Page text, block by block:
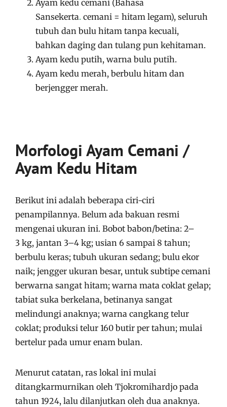
Ayam kedu cemani (Bahasa
Sansekerta. cemani = hitam legam), seluruh
tubuh dan bulu hitam tanpa kecuali,
bahkan daging dan tulang pun kehitaman.
Ayam kedu putih, warna bulu putih.
Ayam kedu merah, berbulu hitam dan
berjengger merah.
Morfologi Ayam Cemani /
Ayam Kedu Hitam
Berikut ini adalah beberapa ciri-ciri
penampilannya. Belum ada bakuan resmi
mengenai ukuran ini. Bobot babon/betina: 2–
3 kg, jantan 3–4 kg; usian 6 sampai 8 tahun;
berbulu keras; tubuh ukuran sedang; bulu ekor
naik; jengger ukuran besar, untuk subtipe cemani
berwarna sangat hitam; warna mata coklat gelap;
tabiat suka berkelana, betinanya sangat
melindungi anaknya; warna cangkang telur
coklat; produksi telur 160 butir per tahun; mulai
bertelur pada umur enam bulan.
Menurut catatan, ras lokal ini mulai
ditangkarmurnikan oleh Tjokromihardjo pada
tahun 1924, lalu dilanjutkan oleh dua anaknya.